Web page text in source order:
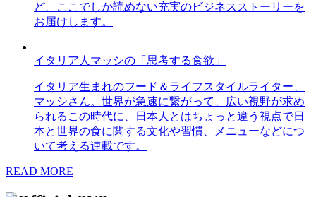
ど、ここでしか読めない充実のビジネスストーリーを
お届けします。
イタリア人マッシの「思考する食欲」
イタリア生まれのフード＆ライフスタイルライター、
マッシさん。世界が急速に繋がって、広い視野が求め
られるこの時代に、日本人とはちょっと違う視点で日
本と世界の食に関する文化や習慣、メニューなどにつ
いて考える連載です。
READ MORE